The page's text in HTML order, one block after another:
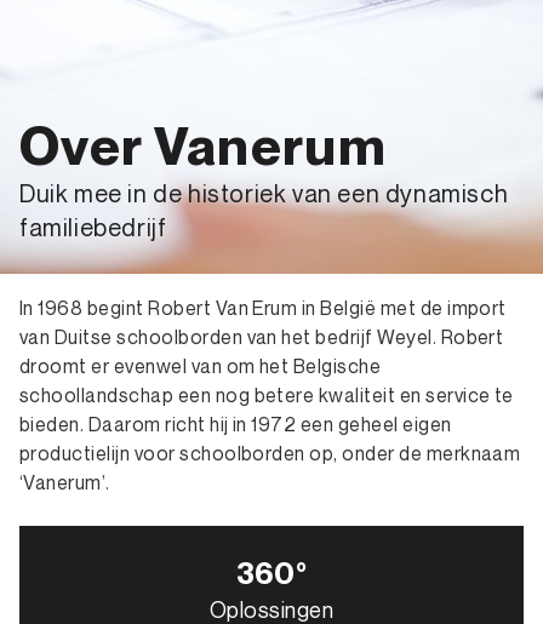
Over Vanerum
Duik mee in de historiek van een dynamisch
familiebedrijf
In 1968 begint Robert Van Erum in België met de import
van Duitse schoolborden van het bedrijf Weyel. Robert
droomt er evenwel van om het Belgische
schoollandschap een nog betere kwaliteit en service te
bieden. Daarom richt hij in 1972 een geheel eigen
productielijn voor schoolborden op, onder de merknaam
‘Vanerum’.
360°
Oplossingen